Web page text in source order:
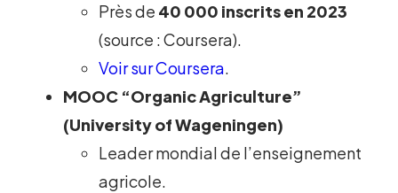
Près de 40 000 inscrits en 2023
(source : Coursera).
Voir sur Coursera.
MOOC “Organic Agriculture”
(University of Wageningen)
Leader mondial de l’enseignement
agricole.